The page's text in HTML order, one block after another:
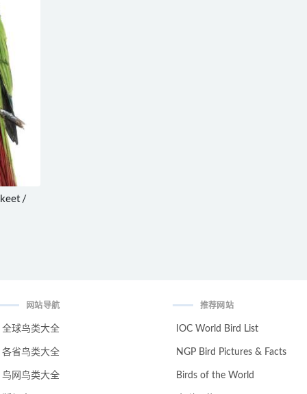
/
网站导航
全球鸟类大全
各省鸟类大全
鸟网鸟类大全
推荐网站
IOC World Bird List
NGP Bird Pictures & Facts
Birds of the World